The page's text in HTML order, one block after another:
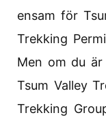
ensam för
Trekking
Men om du är
Tsum Valley
Trekking